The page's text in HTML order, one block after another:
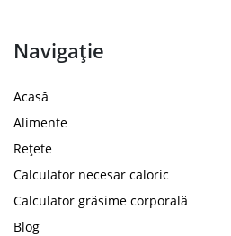
Navigație
Acasă
Alimente
Rețete
Calculator necesar caloric
Calculator grăsime corporală
Blog